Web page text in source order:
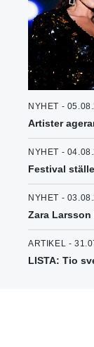
NYHET -
Artister
NYHET -
Festival
NYHET -
Zara
ARTIKEL -
LISTA: Tio